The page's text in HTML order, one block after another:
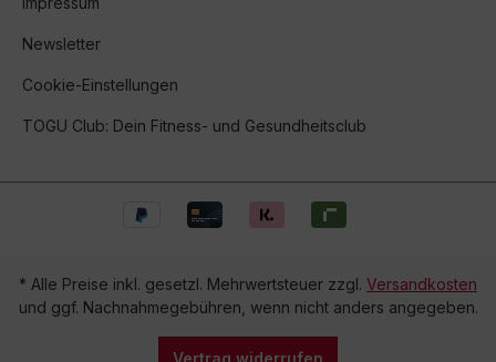
Newsletter
Cookie-Einstellungen
TOGU Club: Dein Fitness- und Gesundheitsclub
* Alle Preise inkl. gesetzl. Mehrwertsteuer zzgl. Versandkosten
und ggf. Nachnahmegebühren, wenn nicht anders angegeben.
Vertrag widerrufen